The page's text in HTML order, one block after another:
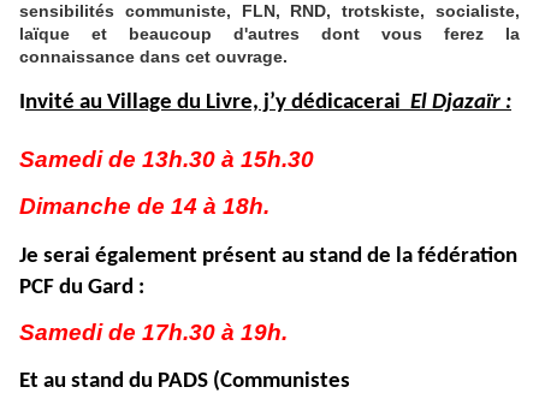
sensibilités communiste, FLN, RND, trotskiste, socialiste,
laïque et beaucoup d'autres dont vous ferez la
connaissance dans cet ouvrage.
nvité au Village du Livre, j’y dédicacerai El Djazaïr :
Samedi de 13h.30 à 15h.30
Dimanche de 14 à 18h.
Je serai également présent au stand de la fédération
PCF du Gard :
Samedi de 17h.30 à 19h.
Et au stand du PADS (Communistes